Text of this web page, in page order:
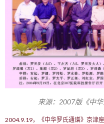
来源：2007版《中
2004.9.19，《中华罗氏通谱》京津